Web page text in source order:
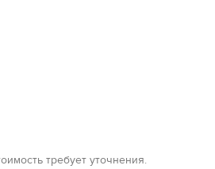
требует уточнения.